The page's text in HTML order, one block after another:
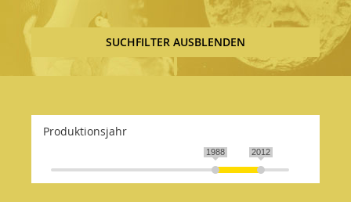
SUCHFILTER AUSBLENDEN
Produktionsjahr
1988 2012